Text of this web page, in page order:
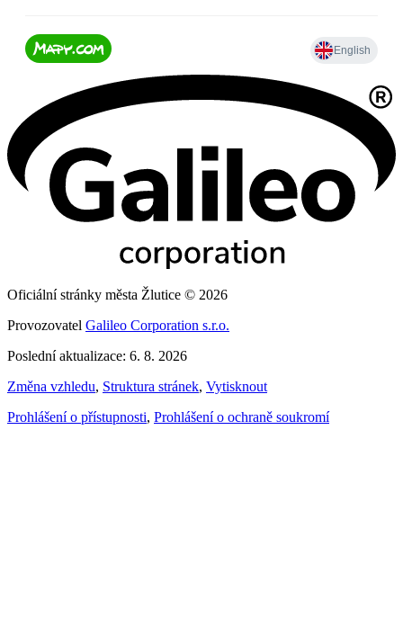
Oficiální stránky města Žlutice © 2026
Provozovatel Galileo Corporation s.r.o.
Poslední aktualizace: 6. 8. 2026
Změna vzhledu, Struktura stránek, Vytisknout
Prohlášení o přístupnosti, Prohlášení o ochraně soukromí